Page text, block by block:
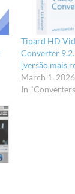
Tipard HD
Converter
[versão mais
March 1, 2026
In